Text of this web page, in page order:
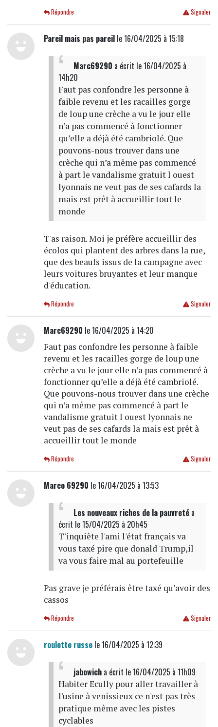
Signaler
Répondre
Pareil mais pas pareille 16/04/2025 à 15:18
Marc69290 a écrit le 16/04/2025 à
14h20
Faut pas confondre les personne à
faible revenu et les racailles gorge
de loup une crèche a vu le jour elle
n’a pas commencé à fonctionner
qu’elle a déjà été cambriolé. Que
pouvons-nous trouver dans une
crèche qui n’a même pas commencé
à part le vandalisme gratuit l ouest
lyonnais ne veut pas de ses cafards la
mais est prêt à accueillir tout le
monde
T'as raison. Moi je préfère accueillir des
écolos qui plantent des arbres dans la rue,
que des beaufs issus de la campagne avec
leurs voitures bruyantes et leur manque
d'éducation.
Signaler
Répondre
Marc69290 le 16/04/2025 à 14:20
Faut pas confondre les personne à faible
revenu et les racailles gorge de loup une
crèche a vu le jour elle n’a pas commencé à
fonctionner qu’elle a déjà été cambriolé.
Que pouvons-nous trouver dans une crèche
qui n’a même pas commencé à part le
vandalisme gratuit l ouest lyonnais ne
veut pas de ses cafards la mais est prêt à
accueillir tout le monde
Signaler
Répondre
Marco 69290 le 16/04/2025 à 13:53
Les nouveaux riches de la pauvretéa
écrit le 15/04/2025 à 20h45
T'inquiète l'ami l'état français va
vous taxé pire que donald Trump,il
va vous faire mal au portefeuille
Pas grave je préférais être taxé qu’avoir des
cassos
Signaler
Répondre
roulette russele 16/04/2025 à 12:39
jabowicha écrit le 16/04/2025 à 11h09
Habiter Ecully pour aller travailler à
l'usine à venissieux ce n'est pas très
pratique même avec les pistes
cyclables